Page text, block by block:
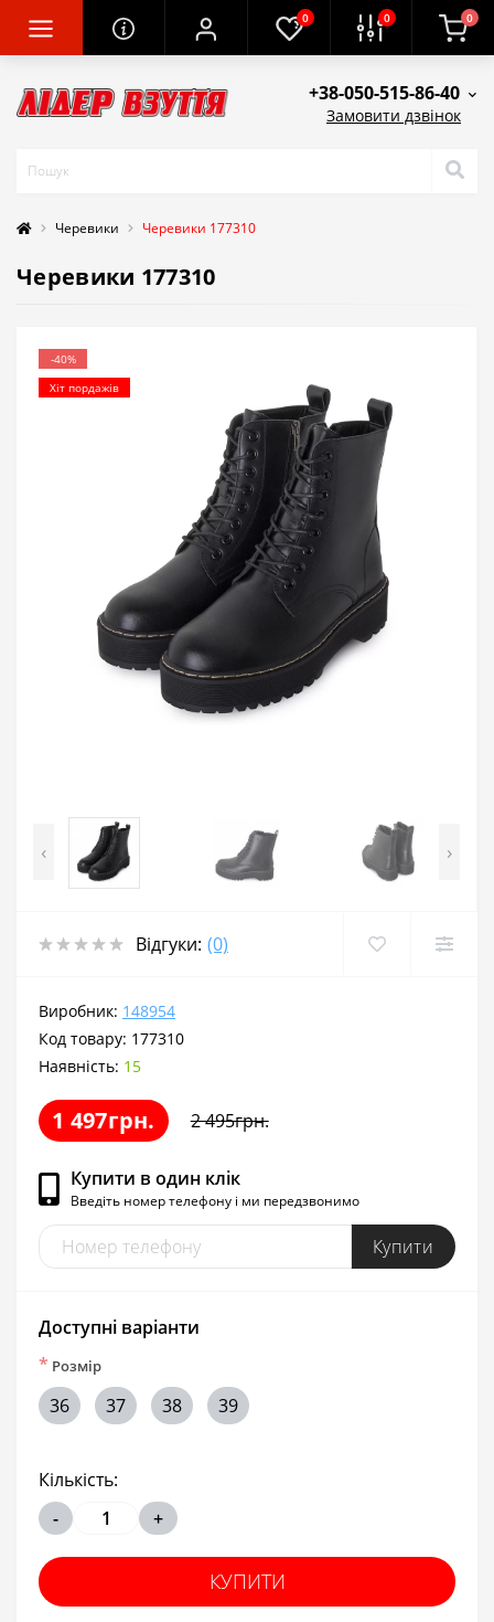
0 0 0
+38-050-515-86-40
Замовити дзвінок
Черевики Черевики 177310
Черевики 177310
-40%
Хіт пордажів
‹ ›
Відгуки: (0)
Виробник: 148954
Код товару: 177310
Наявність: 15
1 497грн. 2 495грн.
Купити в один клік
Введіть номер телефону і ми передзвонимо
Купити
Доступні варіанти
* Розмір
36 37 38 39
Кількість:
-
+
КУПИТИ